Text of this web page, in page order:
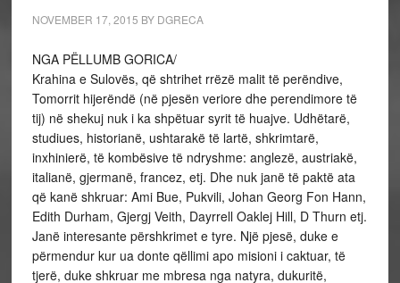
NOVEMBER 17, 2015 BY DGRECA
NGA PËLLUMB GORICA/
Krahina e Sulovës, që shtrihet rrëzë malit të perëndive,
Tomorrit hijerëndë (në pjesën veriore dhe perendimore të
tij) në shekuj nuk i ka shpëtuar syrit të huajve. Udhëtarë,
studiues, historianë, ushtarakë të lartë, shkrimtarë,
inxhinierë, të kombësive të ndryshme: anglezë, austriakë,
italianë, gjermanë, francez, etj. Dhe nuk janë të paktë ata
që kanë shkruar: Ami Bue, Pukvili, Johan Georg Fon Hann,
Edith Durham, Gjergj Veith, Dayrrell Oaklej Hill, D Thurn etj.
Janë interesante përshkrimet e tyre. Një pjesë, duke e
përmendur kur ua donte qëllimi apo misioni i caktuar, të
tjerë, duke shkruar me mbresa nga natyra, dukuritë,